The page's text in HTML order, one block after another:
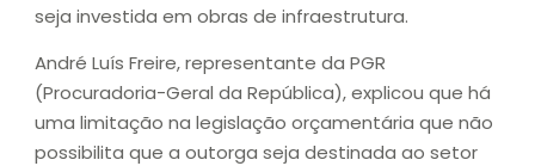
seja investida em obras de infraestrutura.
André Luís Freire, representante da PGR
(Procuradoria-Geral da República), explicou que há
uma limitação na legislação orçamentária que não
possibilita que a outorga seja destinada ao setor